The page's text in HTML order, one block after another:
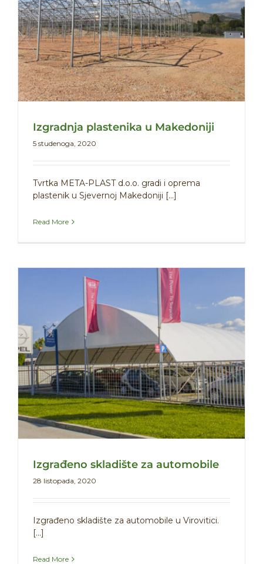
Izgradnja plastenika u Makedoniji
5 studenoga, 2020
Tvrtka META-PLAST d.o.o. gradi i oprema
plastenik u Sjevernoj Makedoniji [...]
Read More
Izgrađeno skladište za automobile
28 listopada, 2020
Izgrađeno skladište za automobile u Virovitici.
[...]
Read More